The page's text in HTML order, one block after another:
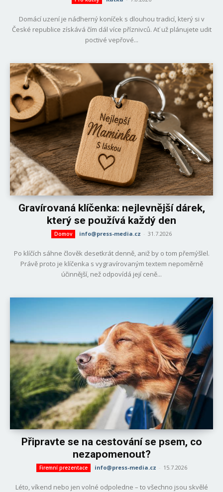
Domácí uzení je nádherný koníček s dlouhou tradicí, který si v
České republice získává čím dál více příznivců. Ať už plánujete udit
poctivé vepřové...
Gravírovaná klíčenka: nejlevnější dárek,
který se používá každý den
Domov info@press-media.cz - 31.7.2026
Po klíčích sáhne člověk desetkrát denně, aniž by o tom přemýšlel.
Právě proto je klíčenka s vygravírovaným textem nepoměrně
účinnější, než odpovídá její ceně...
Připravte se na cestování se psem, co
nezapomenout?
Firemní prezentace info@press-media.cz - 15.7.2026
Léto, víkend nebo jen volné odpoledne – to všechno jsou skvělé